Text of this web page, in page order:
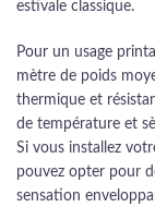
estivale classique.
Pour un usage
mètre de poids
thermique et
de température et
Si vous installez
pouvez opter pour
sensation